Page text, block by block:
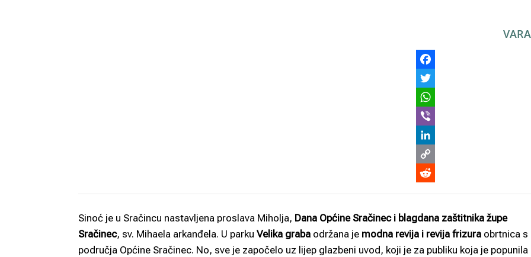
Sinoć je u Sračincu nastavljena proslava Miholja, Dana Općine Sračinec i blagdana zaštitnika župe
Sračinec, sv. Mihaela arkanđela. U parku Velika graba održana je modna revija i revija frizura obrtnica s
područja Općine Sračinec. No, sve je započelo uz lijep glazbeni uvod, koji je za publiku koja je popunila